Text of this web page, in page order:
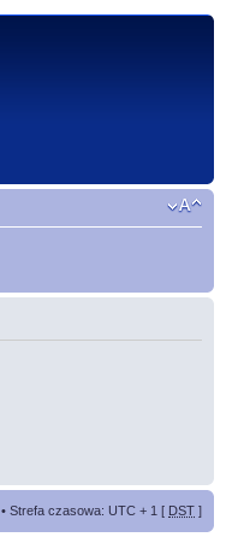
• Strefa czasowa: UTC + 1 [ DST ]